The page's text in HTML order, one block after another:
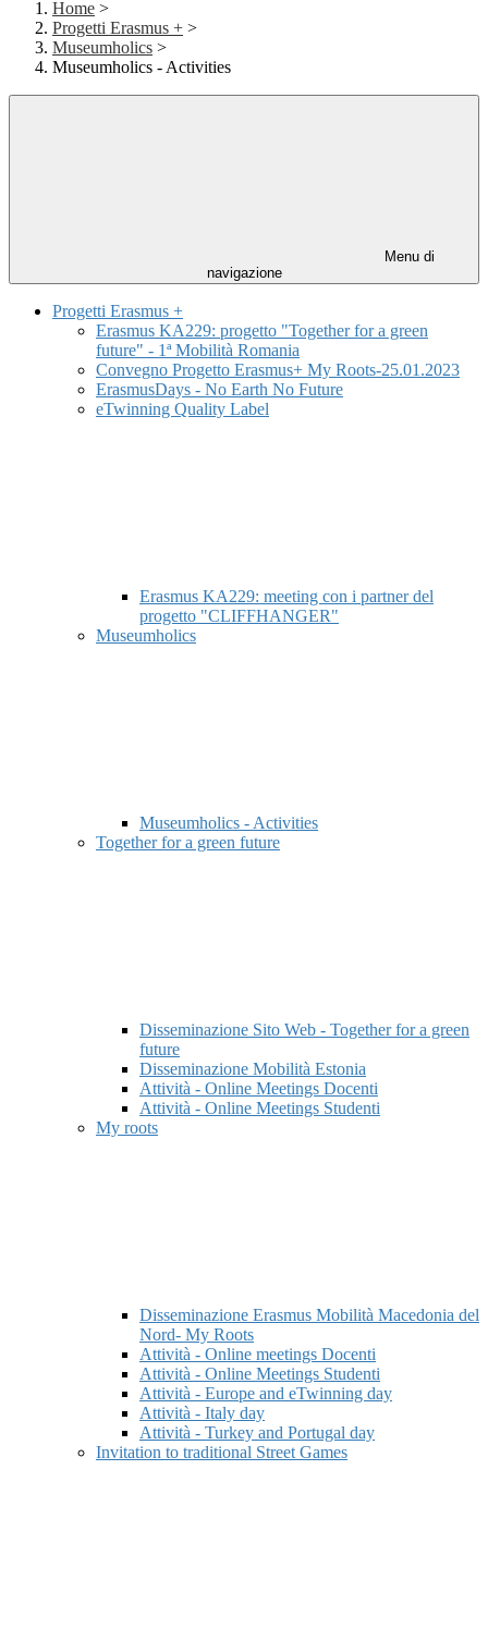
Home >
Progetti Erasmus + >
Museumholics >
Museumholics - Activities
Menu di
navigazione
Progetti Erasmus +
Erasmus KA229: progetto "Together for a green
future" - 1ª Mobilità Romania
Convegno Progetto Erasmus+ My Roots-25.01.2023
ErasmusDays - No Earth No Future
eTwinning Quality Label
Erasmus KA229: meeting con i partner del
progetto "CLIFFHANGER"
Museumholics
Museumholics - Activities
Together for a green future
Disseminazione Sito Web - Together for a green
future
Disseminazione Mobilità Estonia
Attività - Online Meetings Docenti
Attività - Online Meetings Studenti
My roots
Disseminazione Erasmus Mobilità Macedonia del
Nord- My Roots
Attività - Online meetings Docenti
Attività - Online Meetings Studenti
Attività - Europe and eTwinning day
Attività - Italy day
Attività - Turkey and Portugal day
Invitation to traditional Street Games